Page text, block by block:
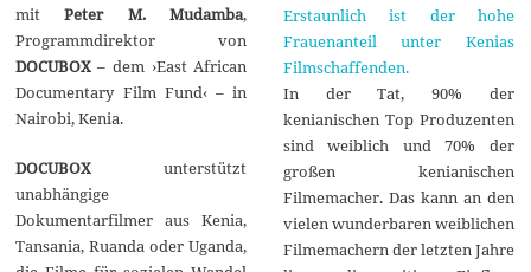
mitPeter M. Mudamba,
Programmdirektor von
DOCUBOX– dem ›East African
Documentary Film Fund‹ – in
Nairobi, Kenia.
DOCUBOXunterstützt
unabhängige
Dokumentarfilmer aus Kenia,
Tansania, Ruanda oder Uganda,
Erstaunlich ist der hohe
Frauenanteil unter Kenias
Filmschaffenden.
In der Tat, 90% der
kenianischen Top Produzenten
sind weiblich und 70% der
großen kenianischen
Filmemacher. Das kann an den
vielen wunderbaren weiblichen
Filmemachern der letzten Jahre